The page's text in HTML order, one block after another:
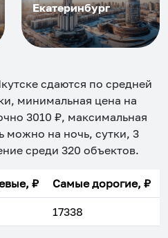
Екатеринбург
сдаются по средней
минимальная цена на
3010 ₽, максимальная
можно на ночь, сутки, 3
среди 320 объектов.
₽ Самые дорогие, ₽
17338